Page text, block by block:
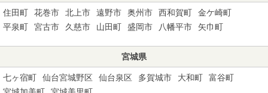
住田町 花巻市 北上市 遠野市 奥州市 西和賀町
金ケ崎町
平泉町
宮古市 久慈市 山田町 盛岡市 八幡平市 矢巾町
宮城県
七ヶ宿町 仙台宮城野区 仙台泉区 多賀城市 大和町
富谷町